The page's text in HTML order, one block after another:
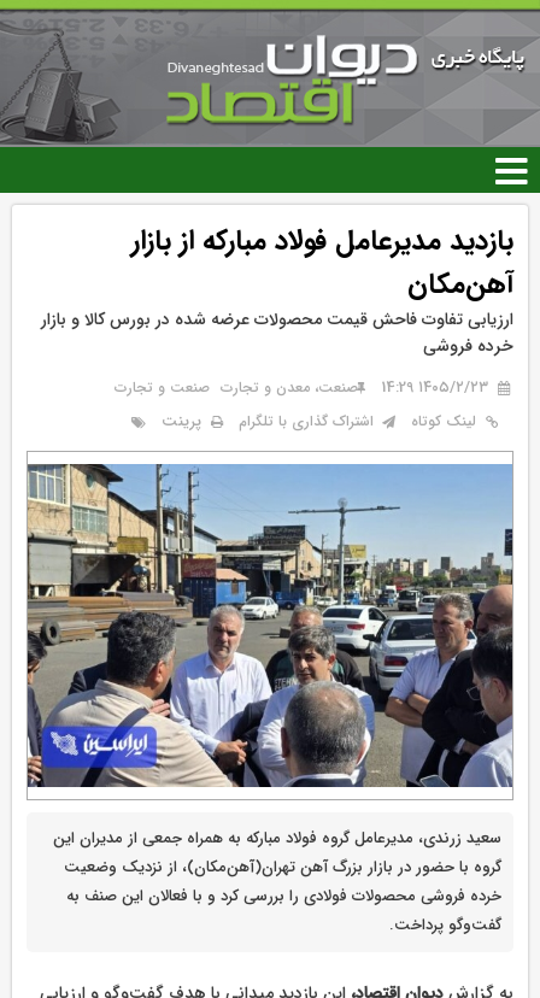
رفتن
محتوای
اصلی
بازدید مدیرعامل فولاد مبارکه از بازار
آهن‌مکان
ارزیابی تفاوت فاحش قیمت محصولات عرضه شده در بورس کالا و بازار
خرده فروشی
۱۴۰۵/۲/۲۳ 14:29 صنعت، معدن و تجارت صنعت و تجارت
لینک کوتاه
اشتراک گذاری با تلگرام پرینت
سعید زرندی، مدیرعامل گروه فولاد مبارکه به همراه جمعی از مدیران این
گروه با حضور در بازار بزرگ آهن تهران(آهن‌مکان)، از نزدیک وضعیت
خرده فروشی محصولات فولادی را بررسی کرد و با فعالان این صنف به
گفت‌وگو پرداخت.